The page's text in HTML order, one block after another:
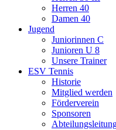
Herren 40
Damen 40
Jugend
Juniorinnen C
Junioren U 8
Unsere Trainer
ESV Tennis
Historie
Mitglied werden
Förderverein
Sponsoren